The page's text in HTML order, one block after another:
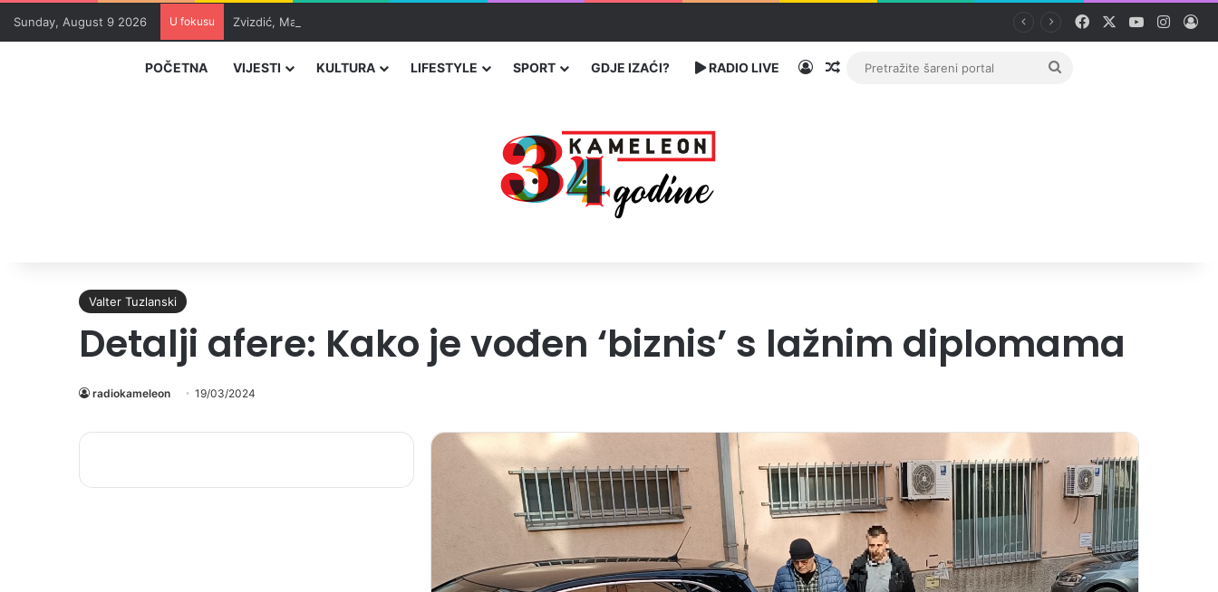
Sunday, August 9 2026 U fokusu Zvizdić, Magazinović i Kojović traže poseban status za Memorijalni centar Srebrenica Facebook YouTube
POČETNA VIJESTI KULTURA LIFESTYLE SPORT GDJE IZAĆI? RADIO LIVE PrijavaRandom članak
Pretražite
Valter Tuzlanski
Detalji afere: Kako je vođen ‘biznis’ s lažnim diplomama
radiokameleon 19/03/2024